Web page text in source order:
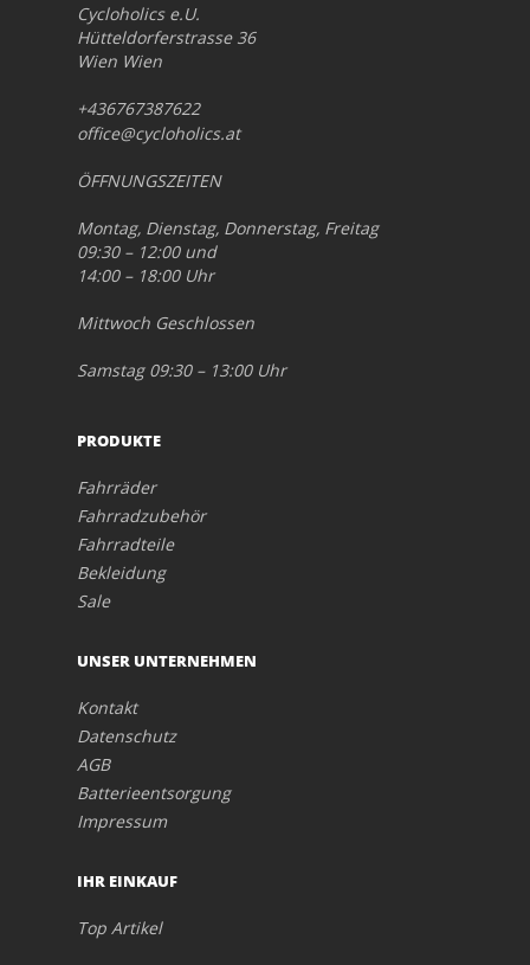
Cycloholics e.U.
Hütteldorferstrasse 36
Wien Wien
+436767387622
office@cycloholics.at
ÖFFNUNGSZEITEN
Montag, Dienstag, Donnerstag, Freitag
09:30 – 12:00 und
14:00 – 18:00 Uhr
Mittwoch Geschlossen
Samstag 09:30 – 13:00 Uhr
PRODUKTE
Fahrräder
Fahrradzubehör
Fahrradteile
Bekleidung
Sale
UNSER UNTERNEHMEN
Kontakt
Datenschutz
AGB
Batterieentsorgung
Impressum
IHR EINKAUF
Top Artikel